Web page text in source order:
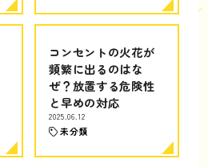
コンセントの火花が
頻繁に出るのはな
ぜ？放置する危険性
と早めの対応
2025.06.12
未分類